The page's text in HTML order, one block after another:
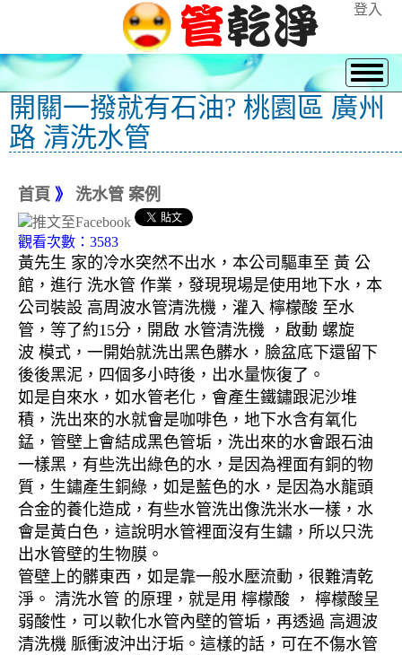
登入
開關一撥就有石油? 桃園區 廣州
路 清洗水管
首頁 》 洗水管 案例
觀看次數：3583
黃先生 家的冷水突然不出水，本公司驅車至 黃 公
館，進行 洗水管 作業，發現現場是使用地下水，本
公司裝設 高周波水管清洗機，灌入 檸檬酸 至水
管，等了約15分，開啟 水管清洗機 ，啟動 螺旋
波 模式，一開始就洗出黑色髒水，臉盆底下還留下
後後黑泥，四個多小時後，出水量恢復了。
如是自來水，如水管老化，會產生鐵鏽跟泥沙堆
積，洗出來的水就會是咖啡色，地下水含有氧化
錳，管壁上會結成黑色管垢，洗出來的水會跟石油
一樣黑，有些洗出綠色的水，是因為裡面有銅的物
質，生鏽產生銅綠，如是藍色的水，是因為水龍頭
合金的養化造成，有些水管洗出像洗米水一樣，水
會是黃白色，這說明水管裡面沒有生鏽，所以只洗
出水管壁的生物膜。
管壁上的髒東西，如是靠一般水壓流動，很難清乾
淨。 清洗水管 的原理，就是用 檸檬酸 ， 檸檬酸呈
弱酸性，可以軟化水管內壁的管垢，再透過 高週波
清洗機 脈衝波沖出汙垢。這樣的話，可在不傷水管